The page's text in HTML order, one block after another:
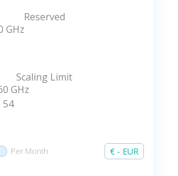
Reserved
GHz
Scaling Limit
GHz
54
Per Month € - EUR